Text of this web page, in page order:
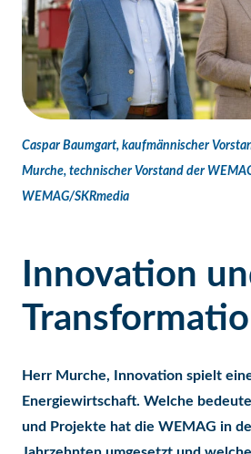
Caspar Baumgart, kaufmännischer
Murche, technischer Vorstand der
WEMAG/SKRmedia
Innovation
Herr Murche, Innovation spielt
Energiewirtschaft. Welche
und Projekte hat die WEMAG in